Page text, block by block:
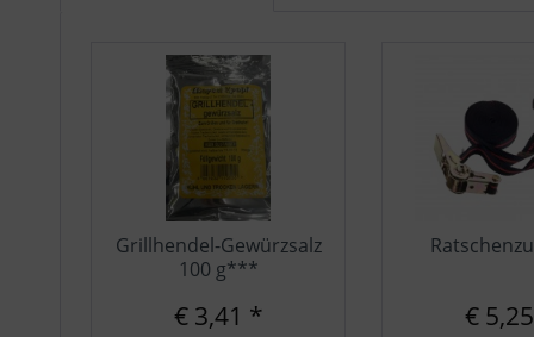
Grillhendel-Gewürzsalz
100 g***
€ 3,41 * €